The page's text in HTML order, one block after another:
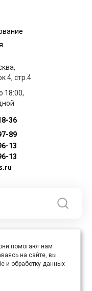
4, стр.4
18:00,
36
89
13
13
д.20, стр. 3
помогают нам
на сайте, вы
и обработку данных